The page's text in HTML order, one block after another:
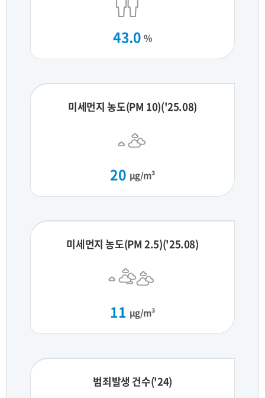
43.0 %
미세먼지 농도(PM 10)('25.08)
20 μg/m³
미세먼지 농도(PM 2.5)('25.08)
11 μg/m³
범죄발생 건수('24)